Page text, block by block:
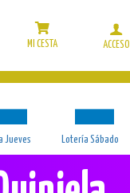
MI CESTA ACCESO
Jueves Lotería Sábado